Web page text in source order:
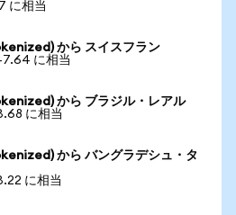
に相当
から スイスフラン
に相当
から ブラジル・レアル
に相当
から バングラデシュ・タ
に相当